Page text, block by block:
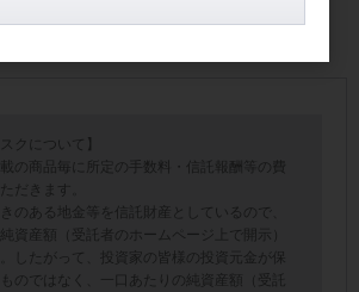
クについて】
載の商品毎に所定の手数料・信託報酬等の費
だきます。
きのある地金等を信託財産としているので、
純資産額（受託者のホームページ上で開示）
。したがって、投資家の皆様の投資元金が保
ものではなく、一口あたりの純資産額（受託